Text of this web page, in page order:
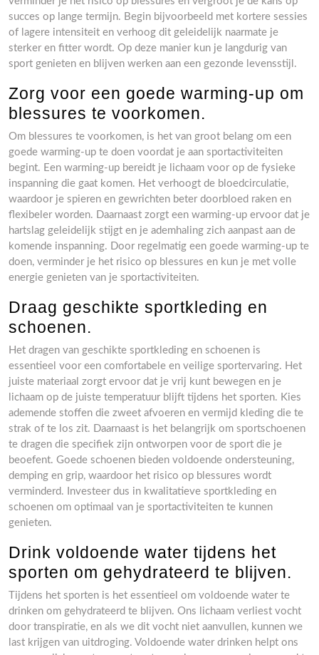
succes op lange termijn. Begin bijvoorbeeld met kortere sessies
of lagere intensiteit en verhoog dit geleidelijk naarmate je
sterker en fitter wordt. Op deze manier kun je langdurig van
sport genieten en blijven werken aan een gezonde levensstijl.
Zorg voor een goede warming-up om
blessures te voorkomen.
Om blessures te voorkomen, is het van groot belang om een
goede warming-up te doen voordat je aan sportactiviteiten
begint. Een warming-up bereidt je lichaam voor op de fysieke
inspanning die gaat komen. Het verhoogt de bloedcirculatie,
waardoor je spieren en gewrichten beter doorbloed raken en
flexibeler worden. Daarnaast zorgt een warming-up ervoor dat je
hartslag geleidelijk stijgt en je ademhaling zich aanpast aan de
komende inspanning. Door regelmatig een goede warming-up te
doen, verminder je het risico op blessures en kun je met volle
energie genieten van je sportactiviteiten.
Draag geschikte sportkleding en
schoenen.
Het dragen van geschikte sportkleding en schoenen is
essentieel voor een comfortabele en veilige sportervaring. Het
juiste materiaal zorgt ervoor dat je vrij kunt bewegen en je
lichaam op de juiste temperatuur blijft tijdens het sporten. Kies
ademende stoffen die zweet afvoeren en vermijd kleding die te
strak of te los zit. Daarnaast is het belangrijk om sportschoenen
te dragen die specifiek zijn ontworpen voor de sport die je
beoefent. Goede schoenen bieden voldoende ondersteuning,
demping en grip, waardoor het risico op blessures wordt
verminderd. Investeer dus in kwalitatieve sportkleding en
schoenen om optimaal van je sportactiviteiten te kunnen
genieten.
Drink voldoende water tijdens het
sporten om gehydrateerd te blijven.
Tijdens het sporten is het essentieel om voldoende water te
drinken om gehydrateerd te blijven. Ons lichaam verliest vocht
door transpiratie, en als we dit vocht niet aanvullen, kunnen we
last krijgen van uitdroging. Voldoende water drinken helpt ons